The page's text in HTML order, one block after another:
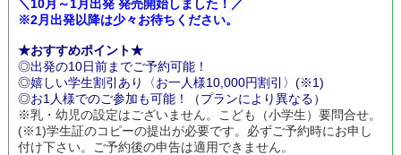
＼10月～1月出発 発売開始しました！／
※2月出発以降は少々お待ちください。
★おすすめポイント★
◎出発の10日前までご予約可能！
◎嬉しい学生割引あり〈お一人様10,000円割引〉(※1)
◎お1人様でのご参加も可能！（プランにより異なる）
※乳・幼児の設定はございません。こども（小学生）要問合せ。
(※1)学生証のコピーの提出が必要です。必ずご予約時にお申し
付け下さい。ご予約後の申告は適用できません。